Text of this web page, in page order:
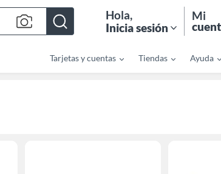
Hola,
Inicia sesión
Mi
Tarjetas y cuentas Tiendas Ayuda